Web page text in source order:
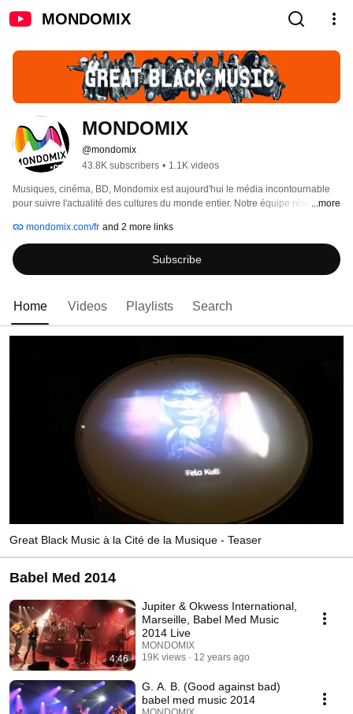
MONDOMIX
MONDOMIX
@mondomix
43.8K subscribers • 1.1K videos
Musiques, cinéma, BD, Mondomix est aujourd'hui le média incontournable
pour suivre l'actualité des cultures du monde entier. Notre équipe réalise
d'avenir et vous faire vibrer aux sons d'hier et d'aujourd'hui.
...more
mondomix.com/fr and 2 more links
Subscribe
Home Videos Playlists Search
Great Black Music à la Cité de la Musique - Teaser
Babel Med 2014
4:46
Jupiter & Okwess International,
Marseille, Babel Med Music
2014 Live
MONDOMIX
19K views
12 years ago
G. A. B. (Good against bad)
babel med music 2014